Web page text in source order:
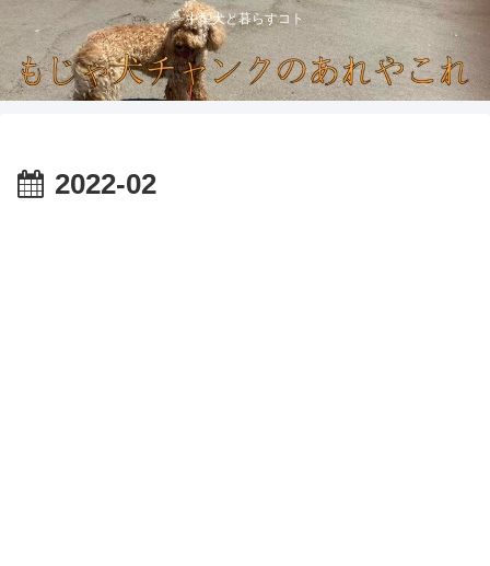
中型犬と暮らすコト
2022-02